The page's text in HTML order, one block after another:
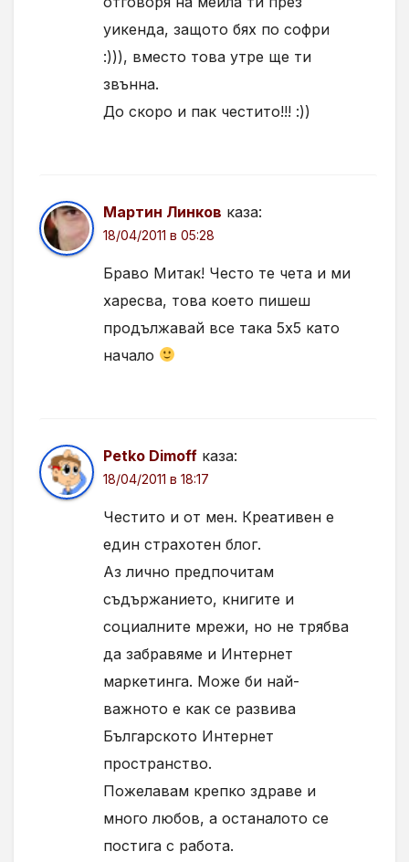
уикенда, защото бях по софри
:))), вместо това утре ще ти
звънна.
До скоро и пак честито!!! :))
Мартин Линков каза:
18/04/2011 в 05:28
Браво Митак! Често те чета и ми
харесва, това което пишеш
продължавай все така 5х5 като
начало
Petko Dimoff каза:
18/04/2011 в 18:17
Честито и от мен. Креативен е
един страхотен блог.
Аз лично предпочитам
съдържанието, книгите и
социалните мрежи, но не трябва
да забравяме и Интернет
маркетинга. Може би най-
важното е как се развива
Българското Интернет
пространство.
Пожелавам крепко здраве и
много любов, а останалото се
постига с работа.